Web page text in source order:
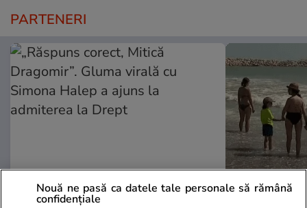
PARTENERI
Mediafax.ro
Nouă ne pasă ca datele tale personale să rămână
confidențiale